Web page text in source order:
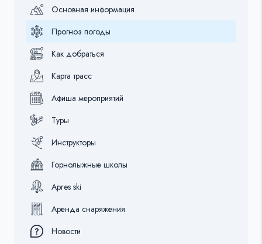
Основная информация
Прогноз погоды
Как добраться
Карта трасс
Афиша мероприятий
Туры
Инструкторы
Горнолыжные школы
Apres ski
Аренда снаряжения
Новости